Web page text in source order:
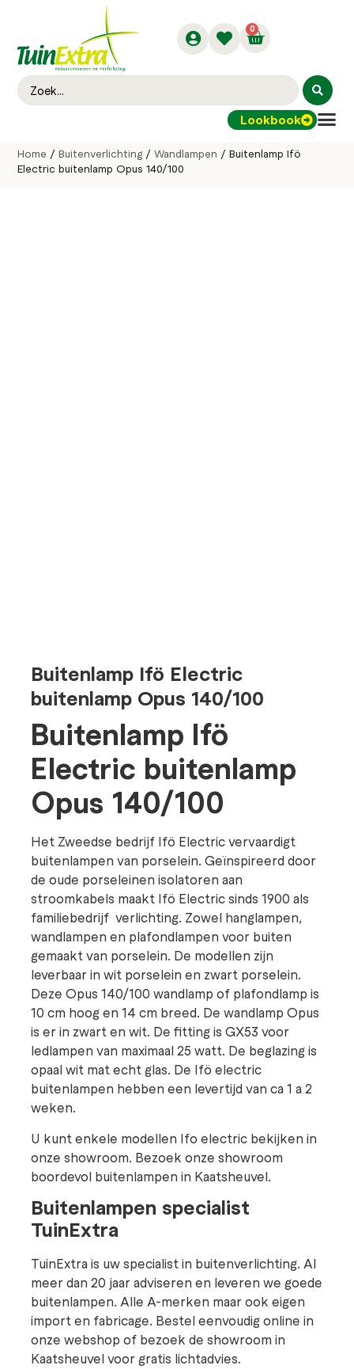
0
Lookbook
Home /Buitenverlichting/Wandlampen / Buitenlamp Ifö
Electric buitenlamp Opus 140/100
Buitenlamp Ifö Electric
buitenlamp Opus 140/100
Buitenlamp Ifö
Electric buitenlamp
Opus 140/100
Het Zweedse bedrijf Ifö Electric vervaardigt
buitenlampen van porselein. Geïnspireerd door
de oude porseleinen isolatoren aan
stroomkabels maakt Ifö Electric sinds 1900 als
familiebedrijf verlichting. Zowel hanglampen,
wandlampen en plafondlampen voor buiten
gemaakt van porselein. De modellen zijn
leverbaar in wit porselein en zwart porselein.
Deze Opus 140/100 wandlamp of plafondlamp is
10 cm hoog en 14 cm breed. De wandlamp Opus
is er in zwart en wit. De fitting is GX53 voor
ledlampen van maximaal 25 watt. De beglazing is
opaal wit mat echt glas. De Ifö electric
buitenlampen hebben een levertijd van ca 1 a 2
weken.
U kunt enkele modellen Ifo electric bekijken in
onze showroom. Bezoek onze showroom
boordevol buitenlampen in Kaatsheuvel.
Buitenlampen specialist
TuinExtra
TuinExtra is uw specialist in buitenverlichting. Al
meer dan 20 jaar adviseren en leveren we goede
buitenlampen. Alle A-merken maar ook eigen
import en fabricage. Bestel eenvoudig online in
onze webshop of bezoek de showroom in
Kaatsheuvel voor gratis lichtadvies.